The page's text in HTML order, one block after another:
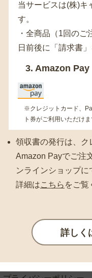
当サービスは(株)キ
す。
・全商品（1回の
日前後に「請求書
3. Amazon Pay
※クレジットカード、
ト券がご利用いただけ
領収書の発行は、ク
Amazon Payでご注
ンラインショップに
詳細はこちら をご覧
詳しく